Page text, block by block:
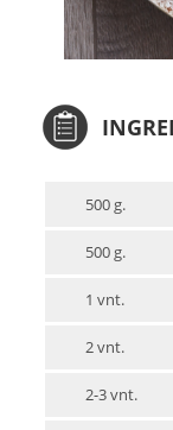
500 g.
500 g.
1 vnt.
2 vnt.
2-3 vnt.